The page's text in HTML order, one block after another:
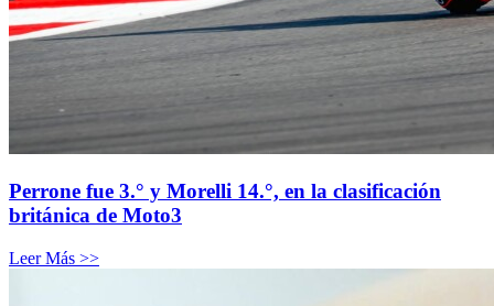
Perrone fue 3.° y Morelli 14.°, en la clasificación
británica de Moto3
Leer Más >>